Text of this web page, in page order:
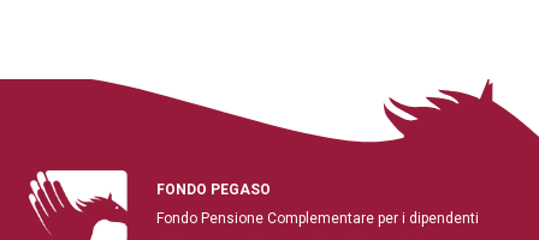
FONDO PEGASO
Fondo Pensione Complementare per i dipendenti